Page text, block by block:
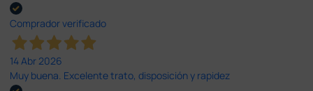
Comprador verificado
14 Abr 2026
Muy buena. Excelente trato, disposición y rapidez